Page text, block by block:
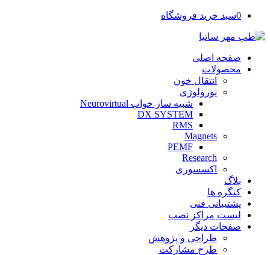
0سبد خرید فروشگاه
صفحه اصلی
محصولات
انتقال خون
نورولوژی
شبیه ساز خواب Neurovirtual
DX SYSTEM
RMS
Magnets
PEMF
Research
اکسسوری
بلاگ
کنگره ها
پشتیبانی فنی
لیست مراکز نصب
صفحات دیگر
طراحی و پژوهش
طرح مشارکت